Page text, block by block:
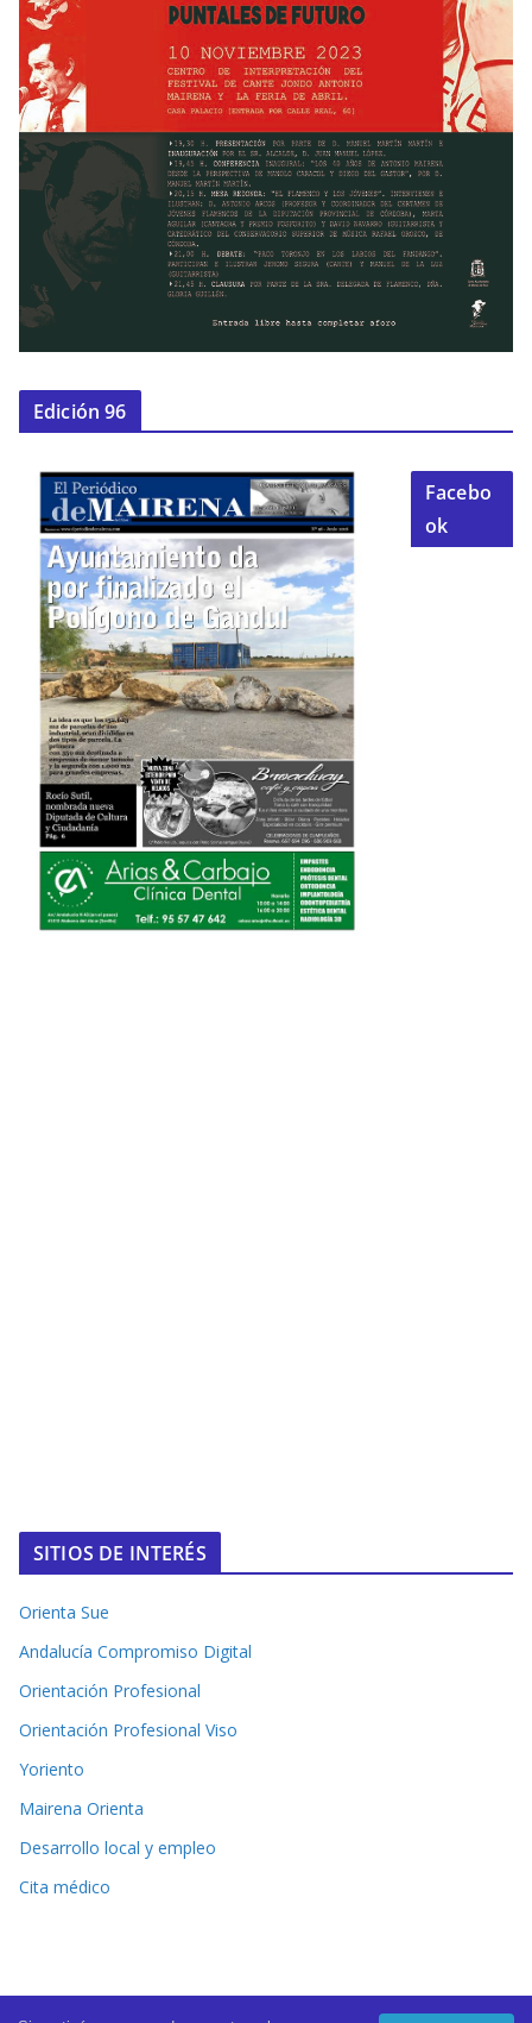
Edición 96
Facebo
ok
SITIOS DE INTERÉS
Orienta Sue
Andalucía Compromiso Digital
Orientación Profesional
Orientación Profesional Viso
Yoriento
Mairena Orienta
Desarrollo local y empleo
Cita médico